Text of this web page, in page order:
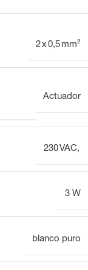
2 x 0,5 mm²
Actuador
230 VAC,
3 W
blanco puro